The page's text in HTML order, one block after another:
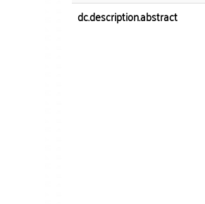
dc.description.abstract